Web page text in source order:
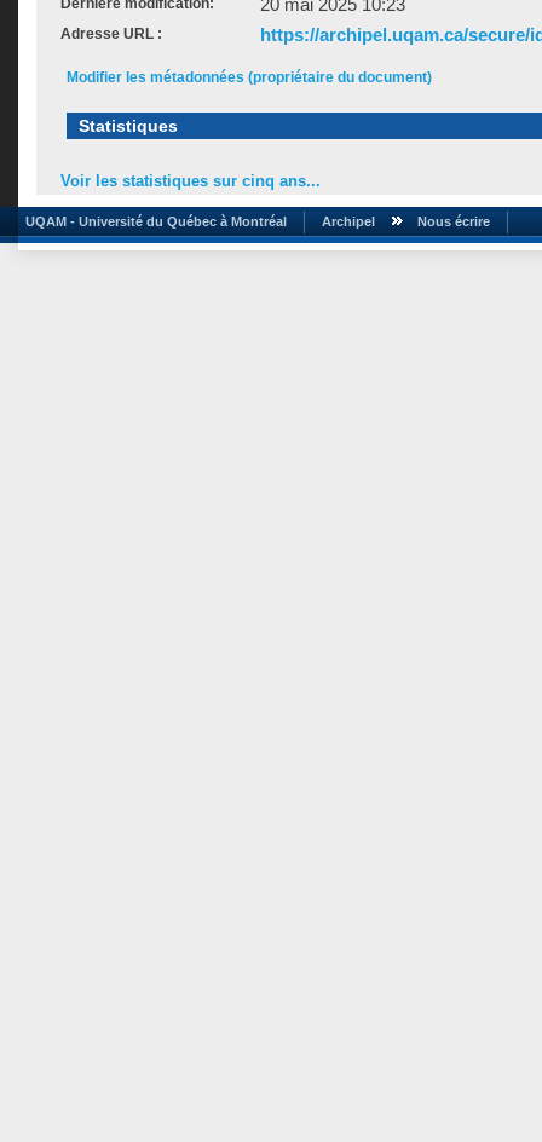
Dernière modification: 20 mai 2025 10:23
Adresse URL : https://archipel.uqam.ca/secure/
Modifier les métadonnées (propriétaire du document)
Statistiques
Voir les statistiques sur cinq ans...
UQAM - Université du Québec à Montréal Archipel Nous écrire